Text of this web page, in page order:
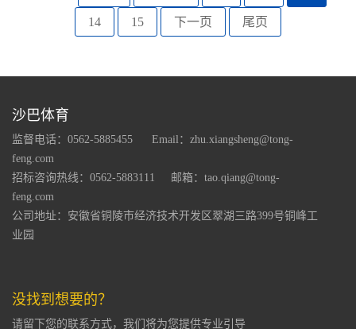
14 15 下一页 尾页
沙巴体育
监督电话：0562-5885455
Email：zhu.xiangsheng@tong-
feng.com
招标咨询热线：0562-5883111
邮箱：tao.qiang@tong-
feng.com
公司地址：安徽省铜陵市经济技术开发区翠湖三路399号铜峰工
业园
没找到想要的？
请留下您的联系方式，我们将为您提供专业引导